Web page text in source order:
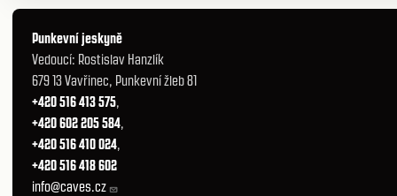
Punkevní jeskyně
Vedoucí: Rostislav Hanzlík
679 13 Vavřinec, Punkevní žleb 81
+420 516 413 575,
+420 602 205 584,
+420 516 410 024,
+420 516 418 602
info@caves.cz